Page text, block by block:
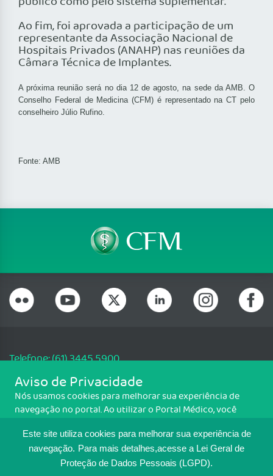
Este site utiliza cookies para melhorar sua experiência de
navegação. Para mais detalhes,acesse a Lei Geral de
Proteção de Dados Pessoais (LGPD).
Ao fim, foi aprovada a participação de um
representante da Associação Nacional de
Hospitais Privados (ANAHP) nas reuniões da
Câmara Técnica de Implantes.
A próxima reunião será no dia 12 de agosto, na sede da AMB. O
Conselho Federal de Medicina (CFM) é representado na CT pelo
conselheiro Júlio Rufino.
Fonte: AMB
Telefone: (61) 3445 5900
Email: cfm@portalmedico.org.br
SGAS 616, Conjunto D, Lote 115, L2 Sul, Brasília/DF - CEP: 70200-760 -
CNPJ: 33.583.550/0001-30
MAPA DO SITE
Aviso de Privacidade
Nós usamos cookies para melhorar sua experiência de
navegação no portal. Ao utilizar o Portal Médico, você
Para ter mais informações sobre como isso é feito, acesse
Política de cookies. Se você concorda, clique em ACEITO.